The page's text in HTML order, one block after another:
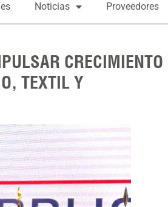
Noticias Proveedores
CRECIMIENTO
TEXTIL Y